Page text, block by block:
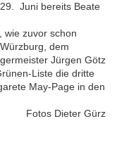
Juni bereits Beate
wie zuvor schon
dem
Jürgen Götz
Liste die dritte
May-Page in den
Fotos Dieter Gürz